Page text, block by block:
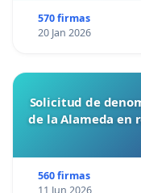
570 firmas
20 Jan 2026
Solicitud de
de la Alameda en
560 firmas